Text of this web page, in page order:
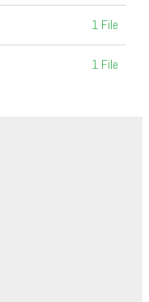
1 File
1 File